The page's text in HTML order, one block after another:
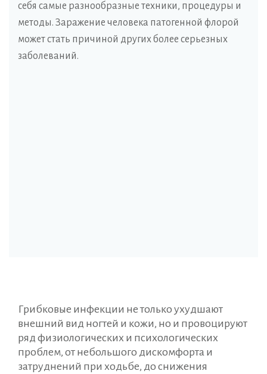
себя самые разнообразные техники, процедуры и
методы. Заражение человека патогенной флорой
может стать причиной других более серьезных
заболеваний.
Грибковые инфекции не только ухудшают
внешний вид ногтей и кожи, но и провоцируют
ряд физиологических и психологических
проблем, от небольшого дискомфорта и
затруднений при ходьбе, до снижения